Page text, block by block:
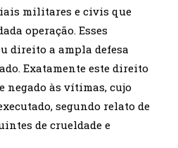
militares e civis que
operação. Esses
direito a ampla defesa
Exatamente este direito
às vítimas, cujo
segundo relato de
de crueldade e